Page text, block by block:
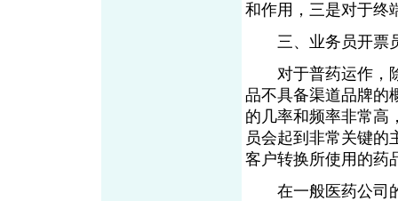
和作用，三是对于终
三、业务员开票
对于普药运作，除
品不具备渠道品牌的
的几率和频率非常高
员会起到非常关键的
客户转换所使用的药
在一般医药公司的